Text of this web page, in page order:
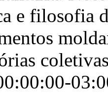
e filosofia